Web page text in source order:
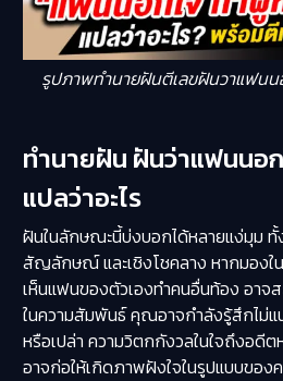
รูปภาพทำนายฝันตีเลขฝันวาแฟน
ทำนายฝัน ฝันว่าแฟนนอ
แปลว่าอะไร
ฝันในลักษณะนี้บ่งบอกได้หลายแง่มุม ทั้
สัญลักษณ์ และเชิงโชคลาง หากมอง
เห็นแฟนของตัวเองทำคนอื่นท้อง อาจ
ในความสัมพันธ์ คุณอาจกำลังรู้สึกไม่แ
หรือเปล่า ความวิตกกังวลในใจถึงอดี
อาจก่อให้เกิดภาพฝังใจในรูปแบบของ